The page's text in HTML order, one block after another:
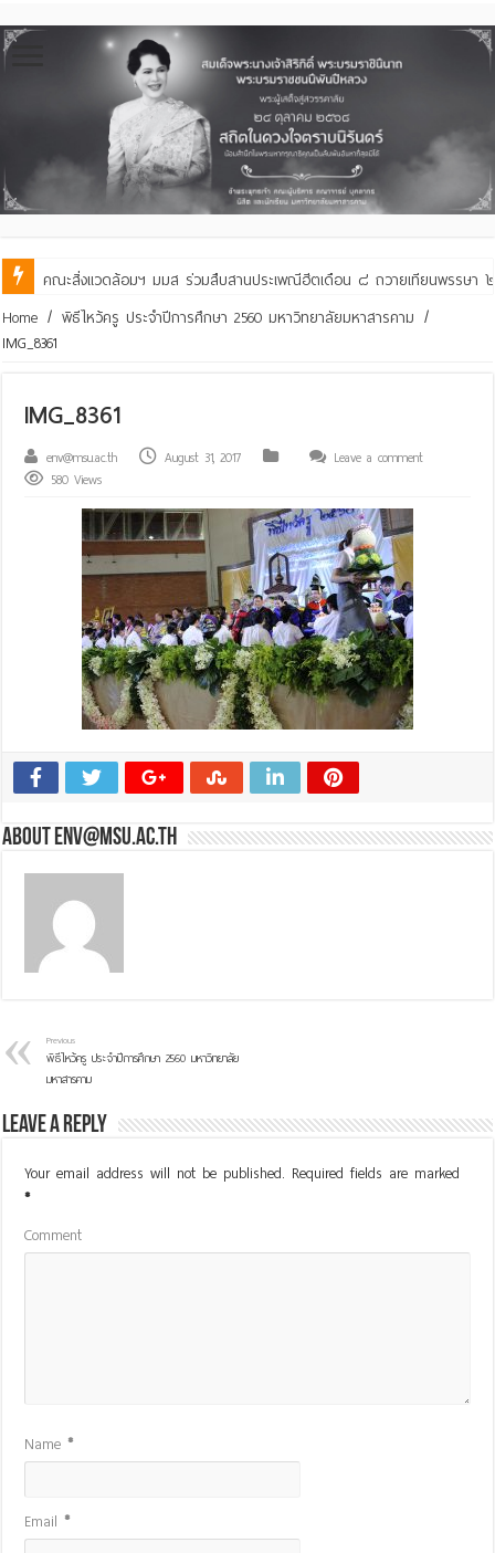
คณะสิ่งแวดล้อมฯ มมส ร่วมสืบสานประเพณีฮีตเดือน ๘ ถวายเทียนพรรษา ๒
Home / พิธีไหว้ครู ประจำปีการศึกษา 2560 มหาวิทยาลัยมหาสารคาม /
IMG_8361
IMG_8361
env@msu.ac.th August 31, 2017
Leave a comment
580 Views
About env@msu.ac.th
Previous
พิธีไหว้ครู ประจำปีการศึกษา 2560 มหาวิทยาลัย
มหาสารคาม
Leave a Reply
Your email address will not be published. Required fields are marked
*
Comment
Name*
Email*